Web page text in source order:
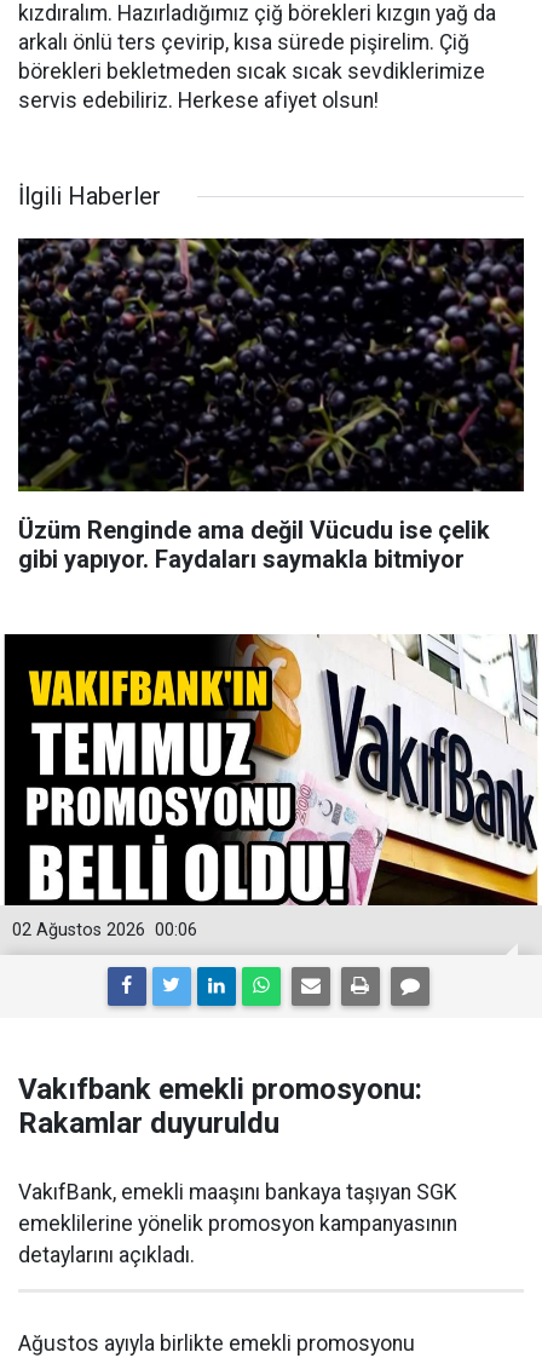
kızdıralım. Hazırladığımız çiğ börekleri kızgın yağ da
arkalı önlü ters çevirip, kısa sürede pişirelim. Çiğ
börekleri bekletmeden sıcak sıcak sevdiklerimize
servis edebiliriz. Herkese afiyet olsun!
İlgili Haberler
Üzüm Renginde ama değil Vücudu ise çelik
gibi yapıyor. Faydaları saymakla bitmiyor
00:06
02 Ağustos 2026
Vakıfbank emekli promosyonu:
Rakamlar duyuruldu
VakıfBank, emekli maaşını bankaya taşıyan SGK
emeklilerine yönelik promosyon kampanyasının
detaylarını açıkladı.
Ağustos ayıyla birlikte emekli promosyonu